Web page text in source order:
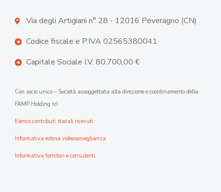
Via degli Artigiani n° 28 - 12016 Peveragno (CN)
Codice fiscale e P.IVA 02565380041
Capitale Sociale I.V. 80.700,00 €
Con socio unico – Società assoggettata alla direzione e coordinamento della
FAMP Holding srl
Elenco contributi statali ricevuti
Informativa estesa videosorveglianza
Informativa fornitori e consulenti